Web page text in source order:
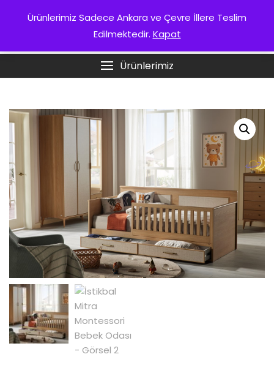
Ürünlerimiz Sadece Ankara ve Çevre İllere Teslim
Edilmektedir. Kapat
KURUMSAL
ANKARA İSTIKBAL
Ürünlerimiz